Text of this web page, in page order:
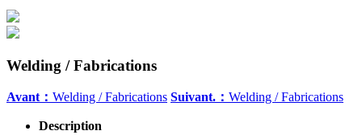
Welding / Fabrications
Avant： Welding / Fabrications Suivant.： Welding / Fabrications
Description